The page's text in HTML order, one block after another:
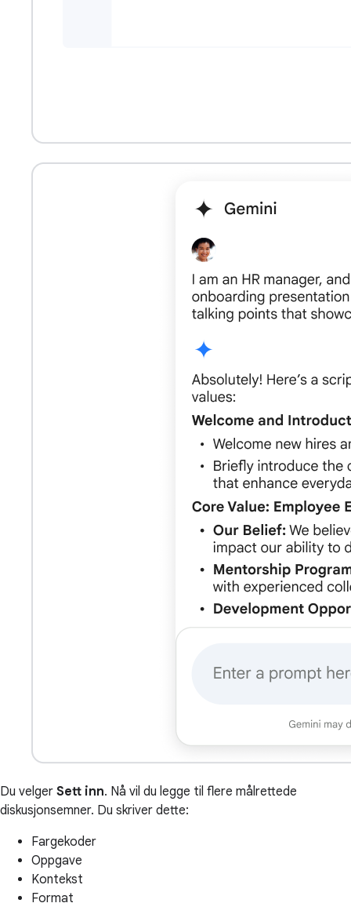
Du velger Sett inn. Nå vil du legge til flere målrettede
diskusjonsemner. Du skriver dette:
Fargekoder
Oppgave
Kontekst
Format